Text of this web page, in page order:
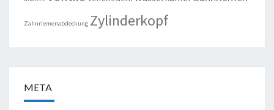
Zahnriemenabdeckung Zylinderkopf
META